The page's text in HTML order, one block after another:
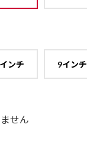
ンチ 9インチ
せん